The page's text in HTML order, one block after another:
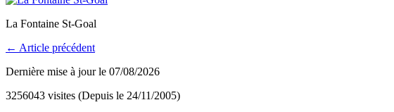
La Fontaine St-Goal
← Article précédent
Dernière mise à jour le 07/08/2026
3256043 visites (Depuis le 24/11/2005)